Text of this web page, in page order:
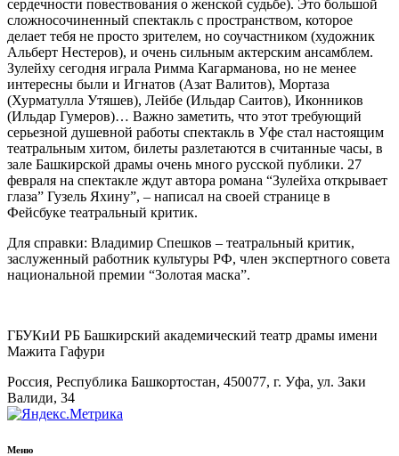
сердечности повествования о женской судьбе). Это большой
сложносочиненный спектакль с пространством, которое
делает тебя не просто зрителем, но соучастником (художник
Альберт Нестеров), и очень сильным актерским ансамблем.
Зулейху сегодня играла Римма Кагарманова, но не менее
интересны были и Игнатов (Азат Валитов), Мортаза
(Хурматулла Утяшев), Лейбе (Ильдар Саитов), Иконников
(Ильдар Гумеров)… Важно заметить, что этот требующий
серьезной душевной работы спектакль в Уфе стал настоящим
театральным хитом, билеты разлетаются в считанные часы, в
зале Башкирской драмы очень много русской публики. 27
февраля на спектакле ждут автора романа “Зулейха открывает
глаза” Гузель Яхину”, – написал на своей странице в
Фейсбуке театральный критик.
Для справки: Владимир Спешков – театральный критик,
заслуженный работник культуры РФ, член экспертного совета
национальной премии “Золотая маска”.
ГБУКиИ РБ Башкирский академический театр драмы имени
Мажита Гафури
Россия, Республика Башкортостан, 450077, г. Уфа, ул. Заки
Валиди, 34
Меню